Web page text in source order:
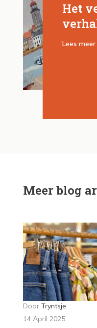
Het
Lees meer
Meer blog
Door Tryntsje
14 April 2025